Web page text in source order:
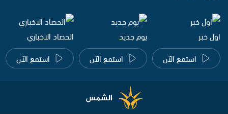
اول خبر
استمع الآن
يوم جديد
استمع الآن
الحصاد الاخباري
استمع الآن